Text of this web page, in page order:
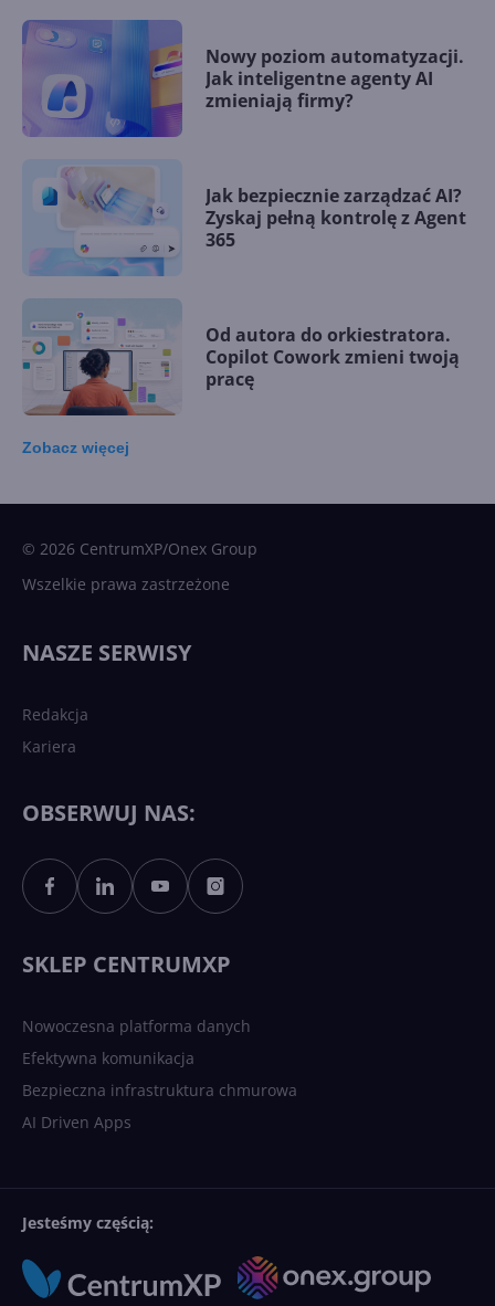
Nowy poziom automatyzacji.
Jak inteligentne agenty AI
zmieniają firmy?
Jak bezpiecznie zarządzać AI?
Zyskaj pełną kontrolę z Agent
365
Od autora do orkiestratora.
Copilot Cowork zmieni twoją
pracę
Sztuczna inteligencja po
polsku. Dość barier
Zobacz więcej
© 2026 CentrumXP/Onex Group
Wszelkie prawa zastrzeżone
NASZE SERWISY
Redakcja
Kariera
OBSERWUJ NAS:
SKLEP CENTRUMXP
Nowoczesna platforma danych
Efektywna komunikacja
Bezpieczna infrastruktura chmurowa
AI Driven Apps
Jesteśmy częścią: